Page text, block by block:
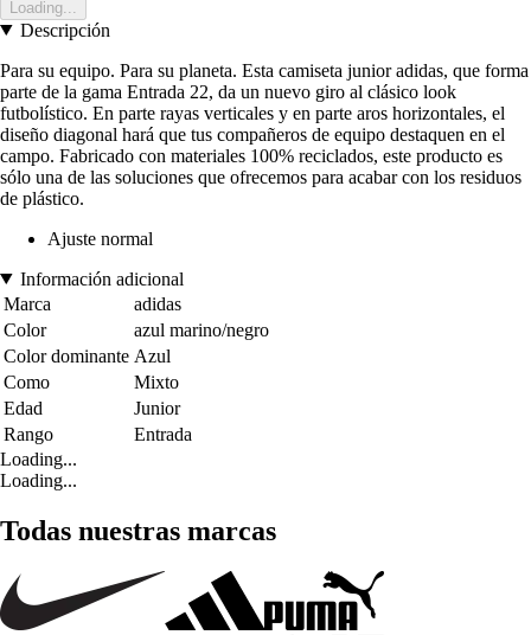
Loading...
Descripción
Para su equipo. Para su planeta. Esta camiseta junior adidas, que forma
parte de la gama Entrada 22, da un nuevo giro al clásico look
futbolístico. En parte rayas verticales y en parte aros horizontales, el
diseño diagonal hará que tus compañeros de equipo destaquen en el
campo. Fabricado con materiales 100% reciclados, este producto es
sólo una de las soluciones que ofrecemos para acabar con los residuos
de plástico.
Ajuste normal
Información adicional
Marca
adidas
Color
azul marino/negro
Color dominante Azul
Como
Mixto
Edad
Junior
Rango
Entrada
Loading...
Loading...
Todas nuestras marcas